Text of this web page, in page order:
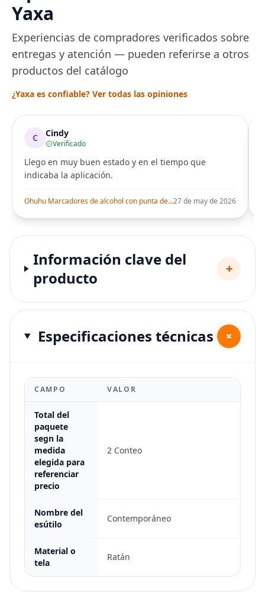
Yaxa
Experiencias de compradores verificados sobre
entregas y atención — pueden referirse a otros
productos del catálogo
¿Yaxa es confiable? Ver todas las opiniones
C Cindy
Verificado
Llego en muy buen estado y en el tiempo que
indicaba la aplicación.
Ohuhu Marcadores de alcohol con punta de pincel – Juego de marcadores artísticos de doble punta con certificación AP para artistas adultos27 de may de 2026
Información clave del
producto
+
Especificaciones técnicas +
CAMPO VALOR
Total del
paquete
segn la
medida
elegida para
referenciar
precio
2 Conteo
Nombre del
esútilo
Contemporáneo
Material o
tela
Ratán